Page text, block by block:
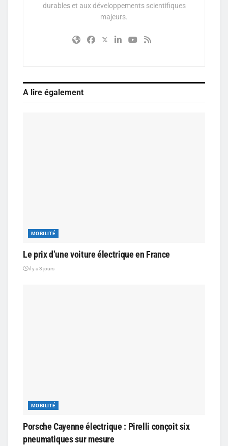
durables et aux développements scientifiques
majeurs.
A lire également
MOBILITÉ
Le prix d’une voiture électrique en France
il y a 3 jours
MOBILITÉ
Porsche Cayenne électrique : Pirelli conçoit six
pneumatiques sur mesure